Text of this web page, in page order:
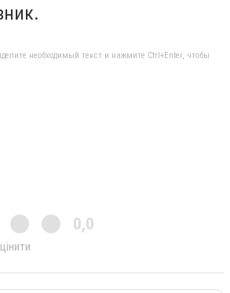
необходимый текст и нажмите Ctrl+Enter, чтобы
0,0